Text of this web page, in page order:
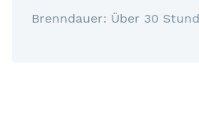
Brenndauer: Über 30